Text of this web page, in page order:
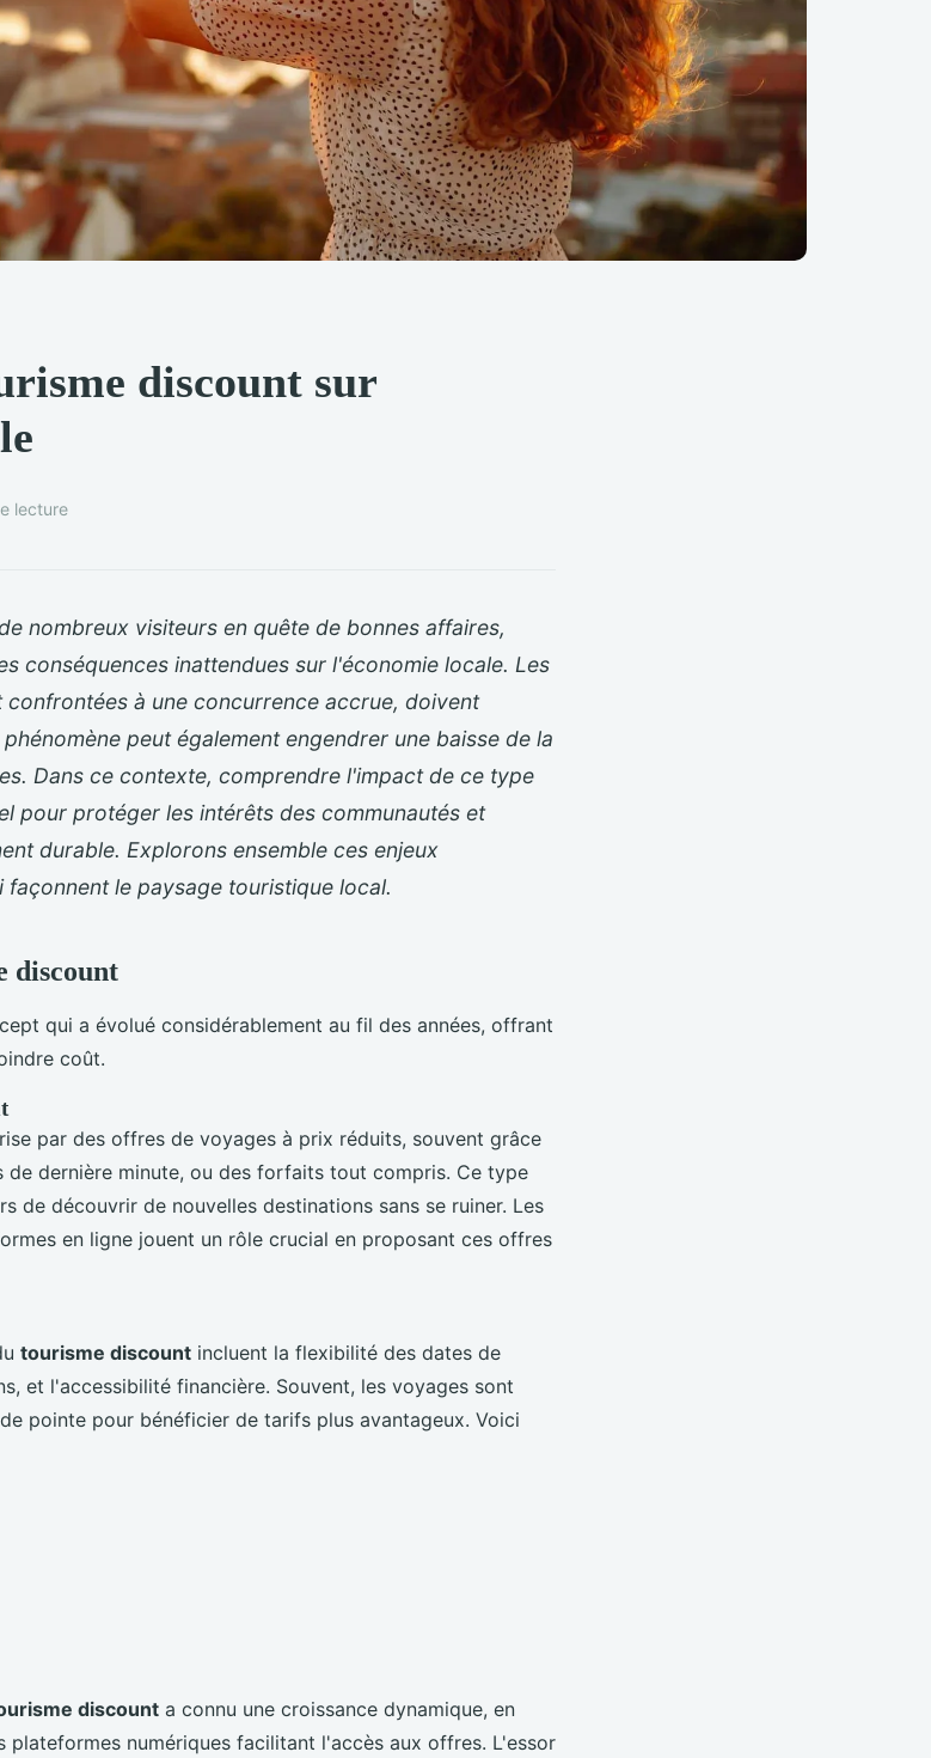
discount sur
lecture
nombreux visiteurs en quête de bonnes affaires,
conséquences inattendues sur l'économie locale. Les
à une concurrence accrue, doivent
peut également engendrer une baisse de la
Dans ce contexte, comprendre l'impact de ce type
pour protéger les intérêts des communautés et
durable. Explorons ensemble ces enjeux
le paysage touristique local.
discount
qui a évolué considérablement au fil des années, offrant
coût.
par des offres de voyages à prix réduits, souvent grâce
de dernière minute, ou des forfaits tout compris. Ce type
de découvrir de nouvelles destinations sans se ruiner. Les
en ligne jouent un rôle crucial en proposant ces offres
tourisme discount incluent la flexibilité des dates de
et l'accessibilité financière. Souvent, les voyages sont
pointe pour bénéficier de tarifs plus avantageux. Voici
discount a connu une croissance dynamique, en
numériques facilitant l'accès aux offres. L'essor